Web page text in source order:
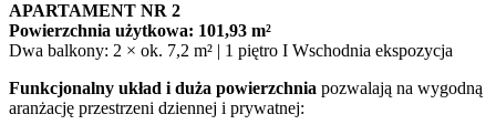
APARTAMENT NR 2
Powierzchnia użytkowa: 101,93 m²
Dwa balkony: 2 × ok. 7,2 m² | 1 piętro I Wschodnia ekspozycja
Funkcjonalny układ i duża powierzchnia pozwalają na wygodną
aranżację przestrzeni dziennej i prywatnej: